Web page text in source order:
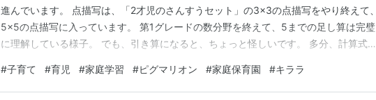
進んでいます。 点描写は、「2才児のさんすうセット」の3×3の点描写をやり終えて、
5×5の点描写に入っています。 第1グレードの数分野を終えて、5までの足し算は完璧
に理解している様子。 でも、引き算になると、ちょっと怪しいです。 多分、計算式に
式と同じだと上手く認識できていない印象。 第2グレードに入りますが、たまに戻って
問題を出してみようかなと思っています。 …
#子育て #育児 #家庭学習 #ピグマリオン #家庭保育園 #キララ